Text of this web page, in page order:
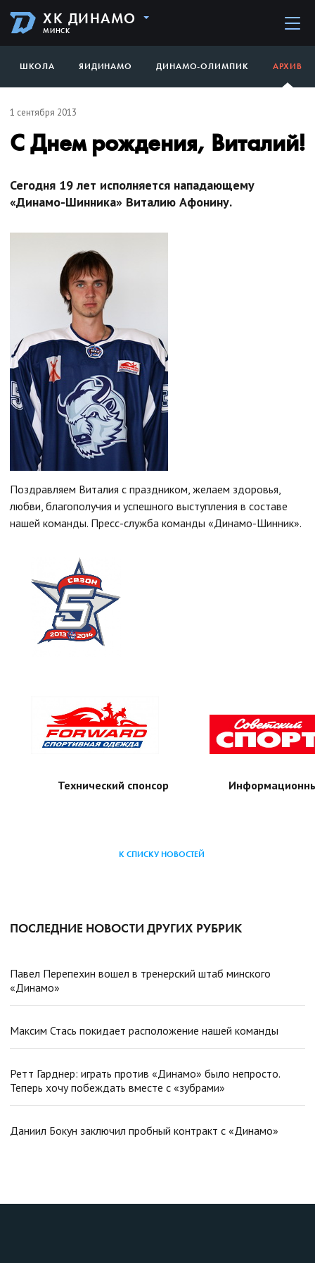
ХК ДИНАМО
МИНСК
ШКОЛА ЯИДИНАМО ДИНАМО-ОЛИМПИК АРХИВ
1 сентября 2013
С Днем рождения, Виталий!
Сегодня 19 лет исполняется нападающему
«Динамо-Шинника» Виталию Афонину.
Поздравляем Виталия с праздником, желаем здоровья,
любви, благополучия и успешного выступления в составе
нашей команды. Пресс-служба команды «Динамо-Шинник».
Технический спонсор
К СПИСКУ НОВОСТЕЙ
ПОСЛЕДНИЕ НОВОСТИ ДРУГИХ РУБРИК
Павел Перепехин вошел в тренерский штаб минского
«Динамо»
Максим Стась покидает расположение нашей команды
Ретт Гарднер: играть против «Динамо» было непросто.
Теперь хочу побеждать вместе с «зубрами»
Даниил Бокун заключил пробный контракт с «Динамо»